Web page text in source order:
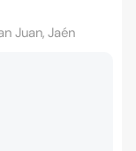
Juan, Jaén